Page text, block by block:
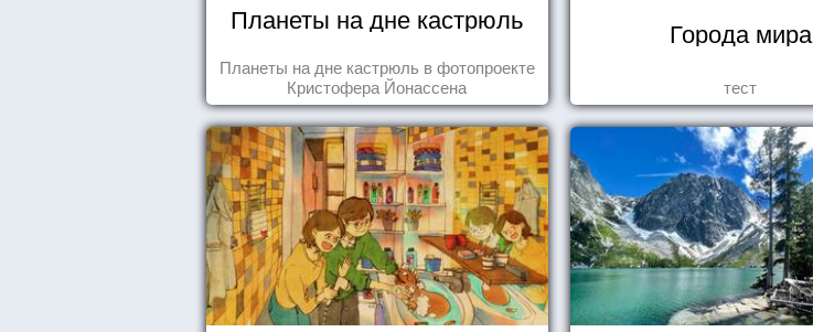
Планеты на дне кастрюль
Планеты на дне кастрюль в фотопроекте
Кристофера Йонассена
Города мира
тест